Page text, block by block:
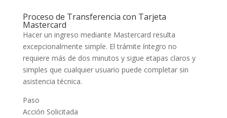
Proceso de Transferencia con Tarjeta
Mastercard
Hacer un ingreso mediante Mastercard resulta
excepcionalmente simple. El trámite íntegro no
requiere más de dos minutos y sigue etapas claros y
simples que cualquier usuario puede completar sin
asistencia técnica.
Paso
Acción Solicitada